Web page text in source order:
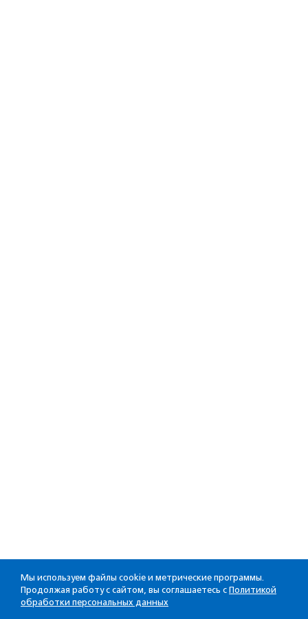
Мы используем файлы cookie и метрические программы.
Продолжая работу с сайтом, вы соглашаетесь с Политикой
обработки персональных данных